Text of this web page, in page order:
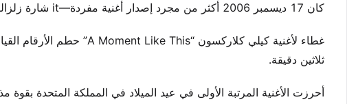
كان 17 ديسمبر 2006 أكثر من مجرد إصدار أغنية مفردة—it شارة زلزالية تجارية. أطلقت أغنية الفائزة بعد يوم واحد من فوزها في X Factor.
ثلاثين دقيقة.